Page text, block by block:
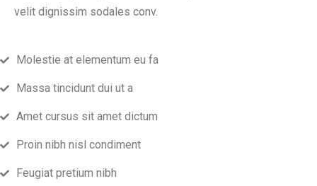
velit dignissim sodales conv.
Molestie at elementum eu fa
Massa tincidunt dui ut a
Amet cursus sit amet dictum
Proin nibh nisl condiment
Feugiat pretium nibh